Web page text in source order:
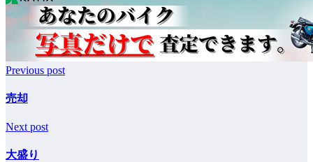
Previous post
売却
Next post
大盛り